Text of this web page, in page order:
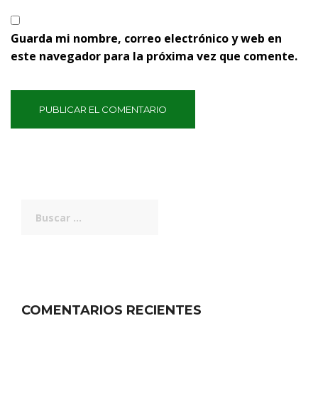
Guarda mi nombre, correo electrónico y web en
este navegador para la próxima vez que comente.
COMENTARIOS RECIENTES